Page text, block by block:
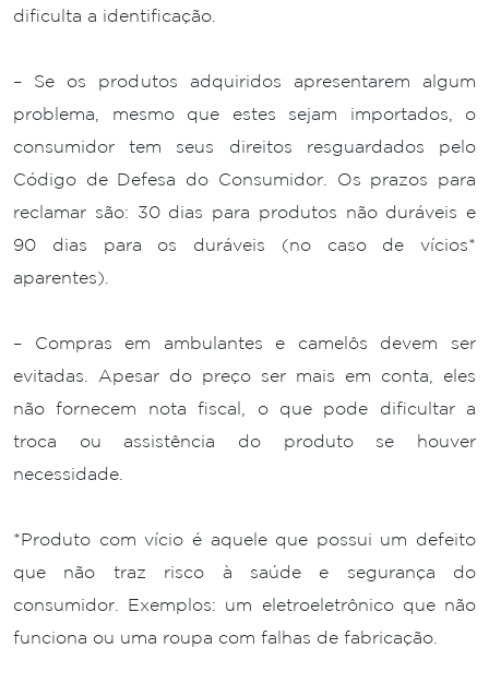
dificulta a identificação.
– Se os produtos adquiridos apresentarem algum
problema, mesmo que estes sejam importados, o
consumidor tem seus direitos resguardados pelo
Código de Defesa do Consumidor. Os prazos para
reclamar são: 30 dias para produtos não duráveis e
90 dias para os duráveis (no caso de vícios*
aparentes).
– Compras em ambulantes e camelôs devem ser
evitadas. Apesar do preço ser mais em conta, eles
não fornecem nota fiscal, o que pode dificultar a
troca ou assistência do produto se houver
necessidade.
*Produto com vício é aquele que possui um defeito
que não traz risco à saúde e segurança do
consumidor. Exemplos: um eletroeletrônico que não
funciona ou uma roupa com falhas de fabricação.